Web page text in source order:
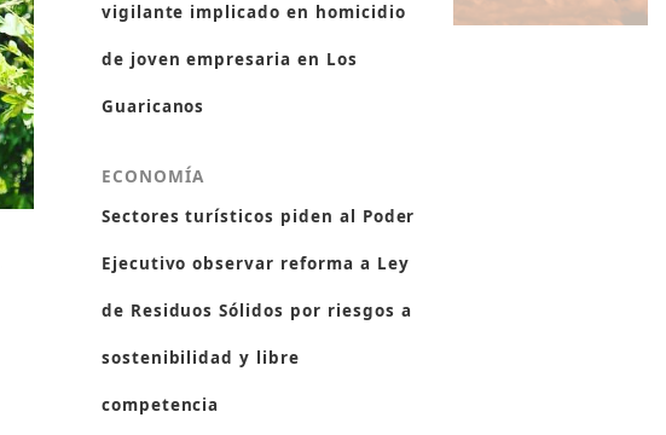
vigilante implicado en homicidio
de joven empresaria en Los
Guaricanos
ECONOMÍA
Sectores turísticos piden al Poder
Ejecutivo observar reforma a Ley
de Residuos Sólidos por riesgos a
sostenibilidad y libre
competencia